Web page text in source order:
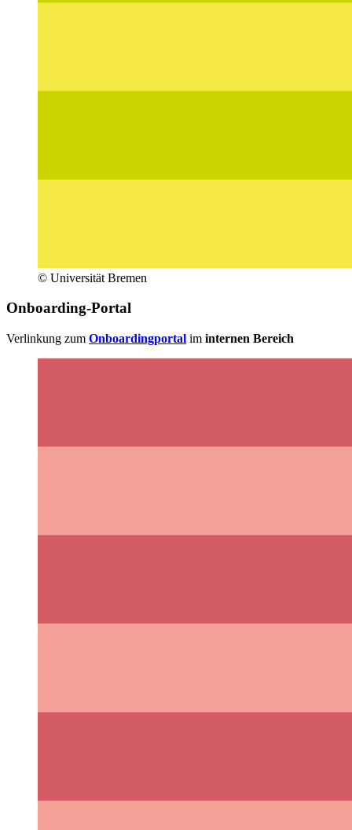
© Universität Bremen
Onboarding-Portal
Verlinkung zum Onboardingportal im internen Bereich